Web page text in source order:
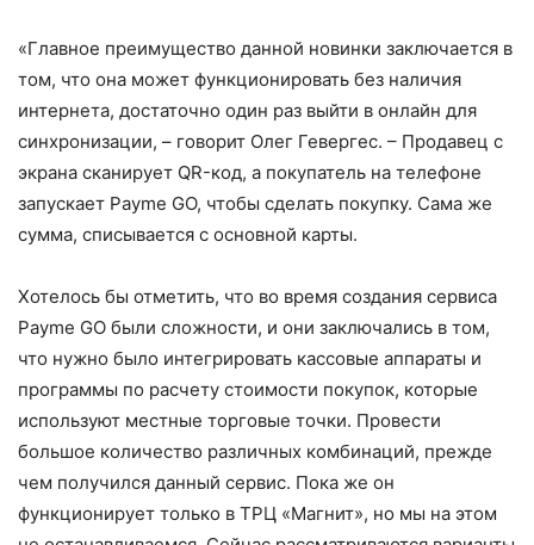
«Главное преимущество данной новинки заключается в
том, что она может функционировать без наличия
интернета, достаточно один раз выйти в онлайн для
синхронизации, – говорит Олег Гевергес. – Продавец с
экрана сканирует QR-код, а покупатель на телефоне
запускает Payme GO, чтобы сделать покупку. Сама же
сумма, списывается с основной карты.
Хотелось бы отметить, что во время создания сервиса
Payme GO были сложности, и они заключались в том,
что нужно было интегрировать кассовые аппараты и
программы по расчету стоимости покупок, которые
используют местные торговые точки. Провести
большое количество различных комбинаций, прежде
чем получился данный сервис. Пока же он
функционирует только в ТРЦ «Магнит», но мы на этом